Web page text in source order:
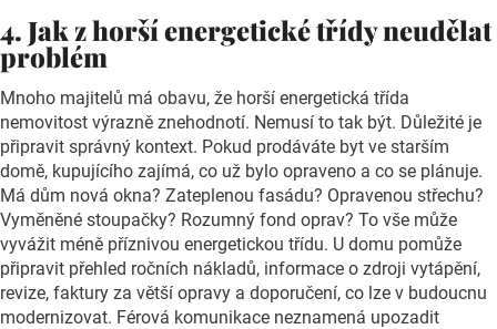
4. Jak z horší energetické třídy neudělat
problém
Mnoho majitelů má obavu, že horší energetická třída
nemovitost výrazně znehodnotí. Nemusí to tak být. Důležité je
připravit správný kontext. Pokud prodáváte byt ve starším
domě, kupujícího zajímá, co už bylo opraveno a co se plánuje.
Má dům nová okna? Zateplenou fasádu? Opravenou střechu?
Vyměněné stoupačky? Rozumný fond oprav? To vše může
vyvážit méně příznivou energetickou třídu. U domu pomůže
připravit přehled ročních nákladů, informace o zdroji vytápění,
revize, faktury za větší opravy a doporučení, co lze v budoucnu
modernizovat. Férová komunikace neznamená upozadit